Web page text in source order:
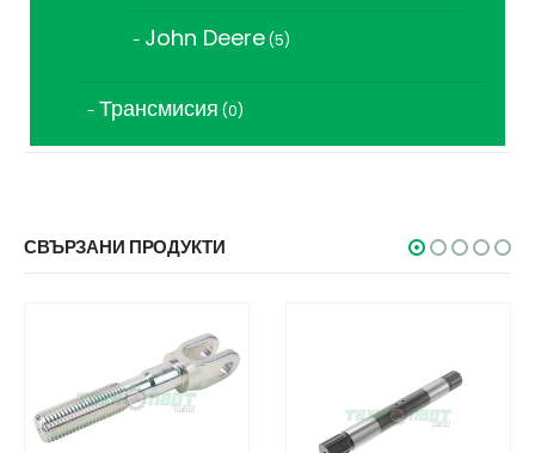
John Deere 55
Трансмисия 00
СВЪРЗАНИ ПРОДУКТИ